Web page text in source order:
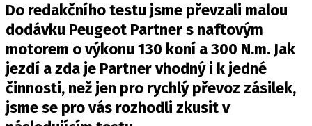
TISKOVKY
ROZHOVORY
DAKAR
Z DOMOVA
ZE SVĚTA
Do redakčního testu jsme převzali malou
dodávku Peugeot Partner s naftovým
motorem o výkonu 130 koní a 300 N.m. Jak
jezdí a zda je Partner vhodný i k jedné
činnosti, než jen pro rychlý převoz zásilek,
jsme se pro vás rozhodli zkusit v